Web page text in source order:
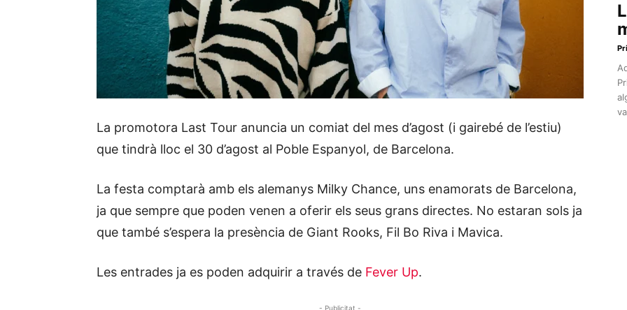
La promotora Last Tour anuncia un comiat del mes d’agost (i gairebé de l’estiu)
que tindrà lloc el 30 d’agost al Poble Espanyol, de Barcelona.
La festa comptarà amb els alemanys Milky Chance, uns enamorats de Barcelona,
ja que sempre que poden venen a oferir els seus grans directes. No estaran sols ja
que també s’espera la presència de Giant Rooks, Fil Bo Riva i Mavica.
Les entrades ja es poden adquirir a través de Fever Up.
- Publicitat -